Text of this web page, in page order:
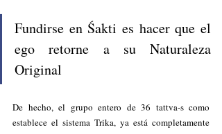
Fundirse en Śakti es hacer que el
ego retorne a su Naturaleza
Original
De hecho, el grupo entero de 36 tattva-s como
establece el sistema Trika, ya está completamente